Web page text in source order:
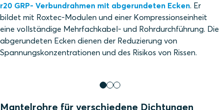
r20 GRP- Verbundrahmen mit abgerundeten Ecken. Er
bildet mit Roxtec-Modulen und einer Kompressionseinheit
eine vollständige Mehrfachkabel- und Rohrdurchführung. Die
abgerundeten Ecken dienen der Reduzierung von
Spannungskonzentrationen und des Risikos von Rissen.
Mantelrohre für verschiedene Dichtungen